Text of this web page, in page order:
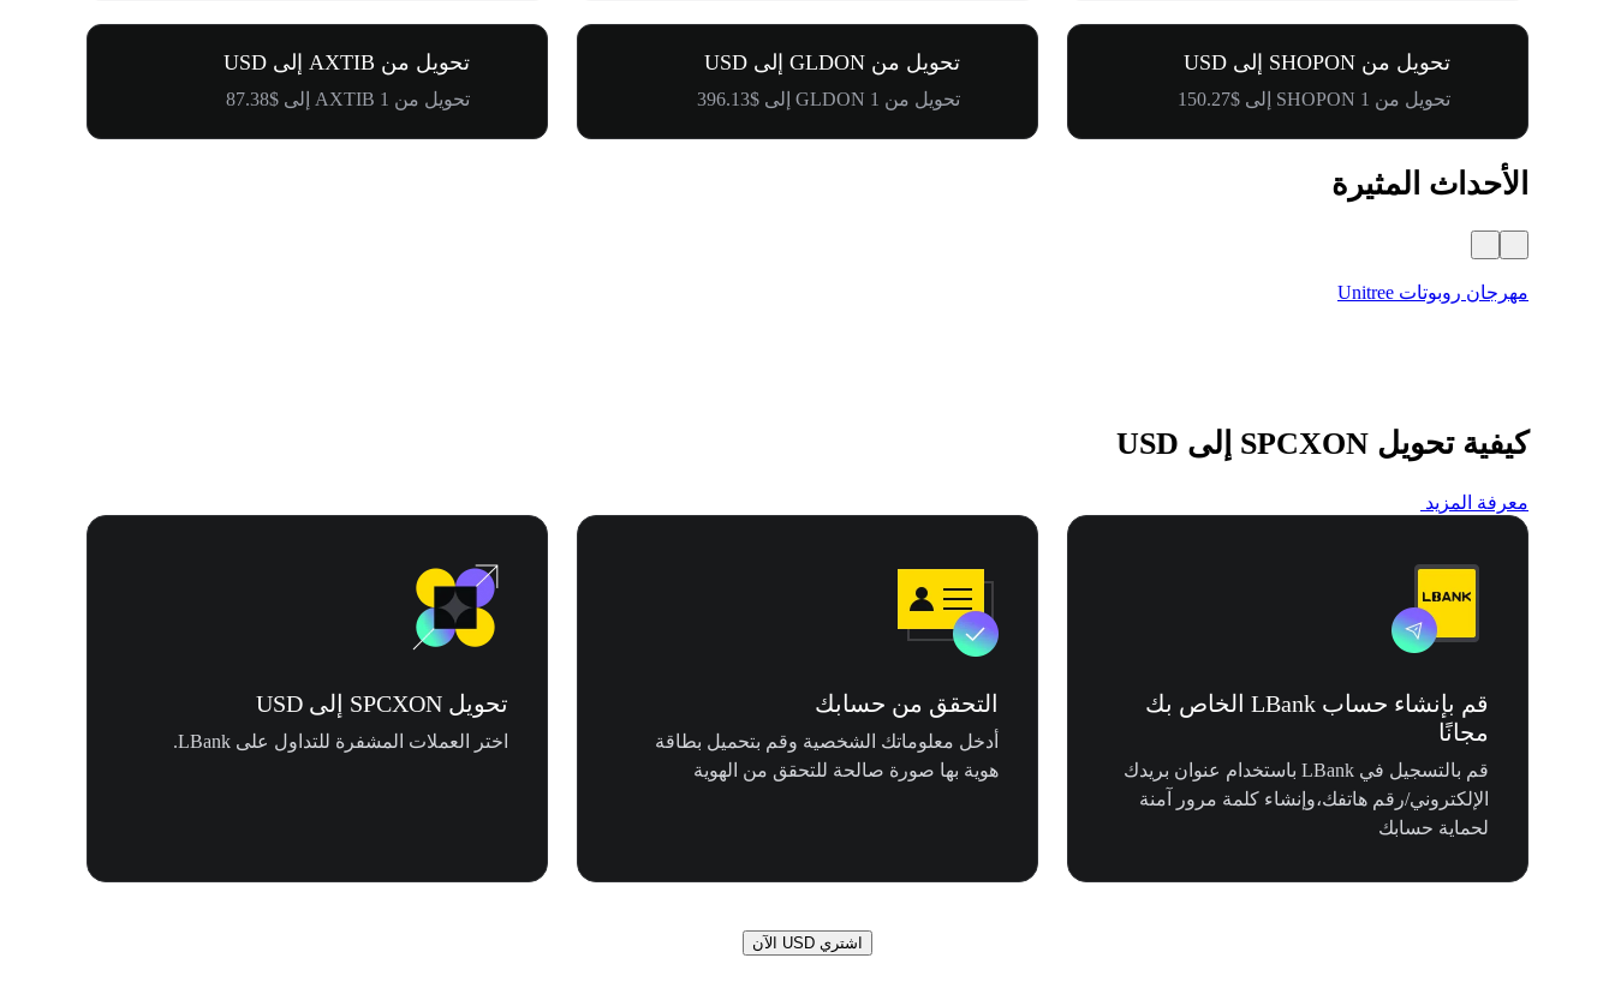
تحويل من SHOPON إلى USD
تحويل من 1 SHOPON إلى $150.27
تحويل من GLDON إلى USD
تحويل من 1 GLDON إلى $396.13
تحويل من AXTIB إلى USD
تحويل من 1 AXTIB إلى $87.38
الأحداث المثيرة
مهرجان روبوتات Unitree
كيفية تحويل SPCXON إلى USD
معرفة المزيد
قم بإنشاء حساب LBank الخاص بك
مجانًا
قم بالتسجيل في LBank باستخدام عنوان بريدك
الإلكتروني/رقم هاتفك،وإنشاء كلمة مرور آمنة
لحماية حسابك
التحقق من حسابك
أدخل معلوماتك الشخصية وقم بتحميل بطاقة
هوية بها صورة صالحة للتحقق من الهوية
تحويل SPCXON إلى USD
اختر العملات المشفرة للتداول على LBank.
اشتري USD الآن